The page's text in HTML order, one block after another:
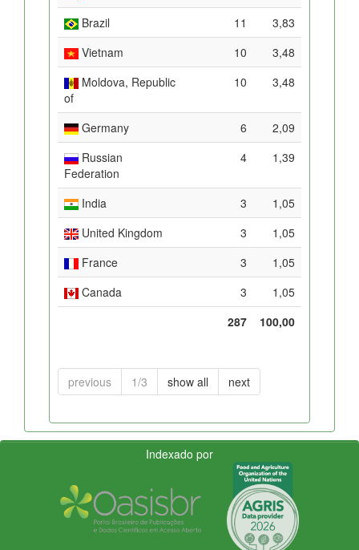
Brazil
11
3,83
Vietnam
10
3,48
Moldova, Republic
of
10 3,48
Germany 6
2,09
Russian
Federation
4 1,39
India 3
1,05
United Kingdom
3
1,05
France
3
1,05
Canada
3
1,05
287
100,00
previous 1/3 show all next
Indexado por